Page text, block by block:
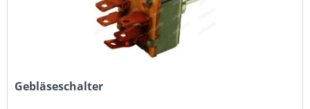
Gebläseschalter